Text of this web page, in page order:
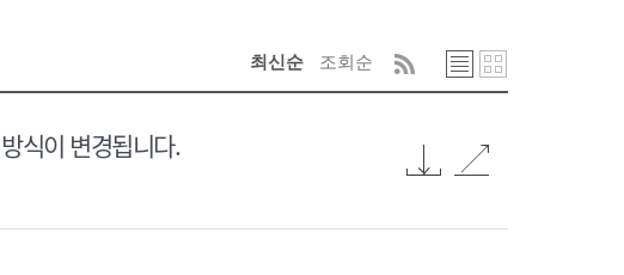
최신순 조회순
식이 변경됩니다.